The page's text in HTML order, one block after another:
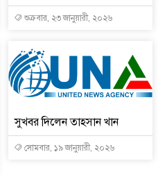
শুক্রবার, ২৩ জানুয়ারী, ২০২৬
সুখবর দিলেন তাহসান খান
সোমবার, ১৯ জানুয়ারী, ২০২৬